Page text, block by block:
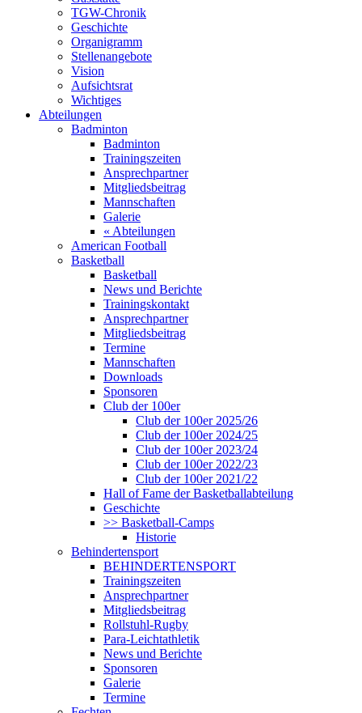
TGW-Chronik
Geschichte
Organigramm
Stellenangebote
Vision
Aufsichtsrat
Wichtiges
Abteilungen
Badminton
Badminton
Trainingszeiten
Ansprechpartner
Mitgliedsbeitrag
Mannschaften
Galerie
« Abteilungen
American Football
Basketball
Basketball
News und Berichte
Trainingskontakt
Ansprechpartner
Mitgliedsbeitrag
Termine
Mannschaften
Downloads
Sponsoren
Club der 100er
Club der 100er 2025/26
Club der 100er 2024/25
Club der 100er 2023/24
Club der 100er 2022/23
Club der 100er 2021/22
Hall of Fame der Basketballabteilung
Geschichte
>> Basketball-Camps
Historie
Behindertensport
BEHINDERTENSPORT
Trainingszeiten
Ansprechpartner
Mitgliedsbeitrag
Rollstuhl-Rugby
Para-Leichtathletik
News und Berichte
Sponsoren
Galerie
Termine